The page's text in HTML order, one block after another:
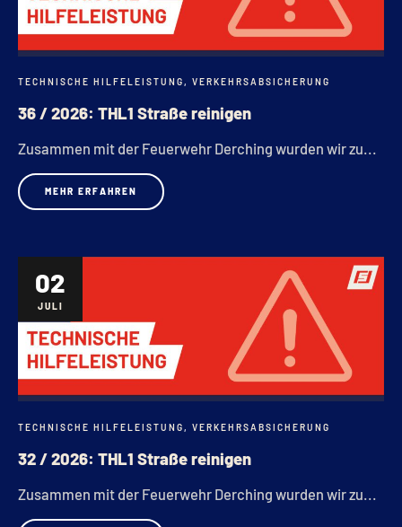
TECHNISCHE HILFELEISTUNG, VERKEHRSABSICHERUNG
36 / 2026: THL1 Straße reinigen
Zusammen mit der Feuerwehr Derching wurden wir zu...
MEHR ERFAHREN
02
JULI
TECHNISCHE HILFELEISTUNG, VERKEHRSABSICHERUNG
32 / 2026: THL1 Straße reinigen
Zusammen mit der Feuerwehr Derching wurden wir zu...